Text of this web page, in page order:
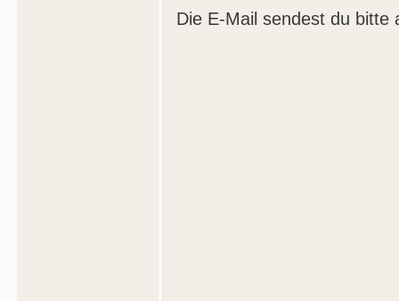
Die E-Mail sendest du bitte